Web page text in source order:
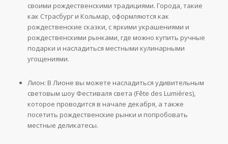
своими рождественскими традициями. Города, такие
как Страсбург и Кольмар, оформляются как
рождественские сказки, с яркими украшениями и
рождественскими рынками, где можно купить ручные
подарки и насладиться местными кулинарными
угощениями.
Лион: В Лионе вы можете насладиться удивительным
световым шоу Фестиваля света (Fête des Lumières),
которое проводится в начале декабря, а также
посетить рождественские рынки и попробовать
местные деликатесы.